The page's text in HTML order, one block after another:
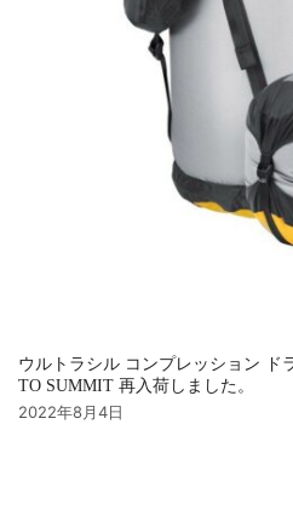
ウルトラシル コンプレッション ド
TO SUMMIT 再入荷しました。
2022年8月4日